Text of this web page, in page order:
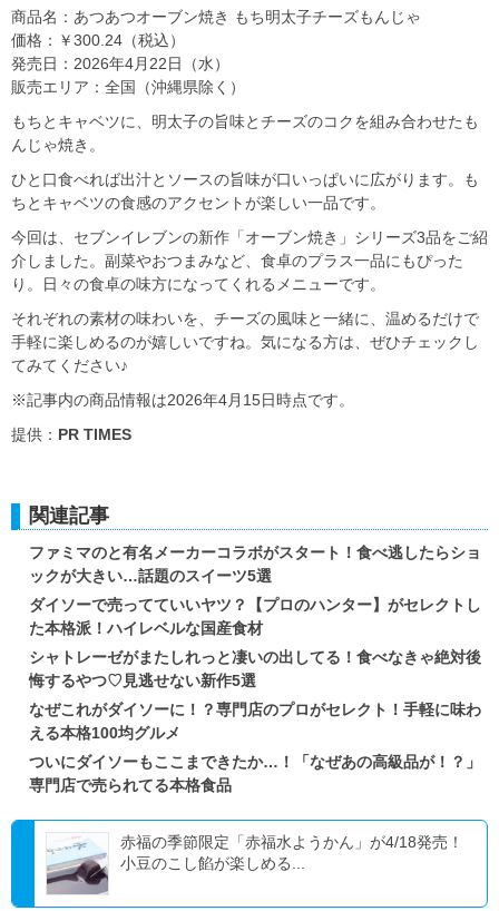
商品名：あつあつオーブン焼き もち明太子チーズもんじゃ
価格：￥300.24（税込）
発売日：2026年4月22日（水）
販売エリア：全国（沖縄県除く）
もちとキャベツに、明太子の旨味とチーズのコクを組み合わせたも
んじゃ焼き。
ひと口食べれば出汁とソースの旨味が口いっぱいに広がります。も
ちとキャベツの食感のアクセントが楽しい一品です。
今回は、セブンイレブンの新作「オーブン焼き」シリーズ3品をご紹
介しました。副菜やおつまみなど、食卓のプラス一品にもぴった
り。日々の食卓の味方になってくれるメニューです。
それぞれの素材の味わいを、チーズの風味と一緒に、温めるだけで
手軽に楽しめるのが嬉しいですね。気になる方は、ぜひチェックし
てみてください♪
※記事内の商品情報は2026年4月15日時点です。
提供： PR TIMES
関連記事
ファミマのと有名メーカーコラボがスタート！食べ逃したらショ
ックが大きい…話題のスイーツ5選
ダイソーで売ってていいヤツ？【プロのハンター】がセレクトし
た本格派！ハイレベルな国産食材
シャトレーゼがまたしれっと凄いの出してる！食べなきゃ絶対後
悔するやつ♡見逃せない新作5選
なぜこれがダイソーに！？専門店のプロがセレクト！手軽に味わ
える本格100均グルメ
ついにダイソーもここまできたか…！「なぜあの高級品が！？」
専門店で売られてる本格食品
赤福の季節限定「赤福水ようかん」が4/18発売！
小豆のこし餡が楽しめる...